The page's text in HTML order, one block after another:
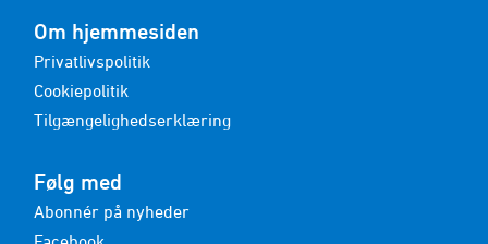
Om hjemmesiden
Privatlivspolitik
Cookiepolitik
Tilgængelighedserklæring
Følg med
Abonnér på nyheder